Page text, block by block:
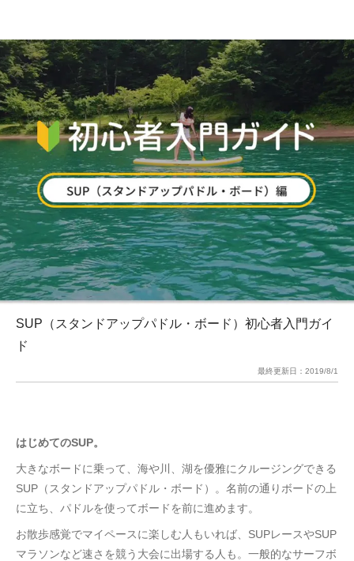
SUP（スタンドアップパドル・ボード）初心者入門ガイ
ド
最終更新日： 2019/8/1
はじめてのSUP。
大きなボードに乗って、海や川、湖を優雅にクルージングできる
SUP（スタンドアップパドル・ボード）。名前の通りボードの上
に立ち、パドルを使ってボードを前に進めます。
お散歩感覚でマイペースに楽しむ人もいれば、SUPレースやSUP
マラソンなど速さを競う大会に出場する人も。一般的なサーフボ